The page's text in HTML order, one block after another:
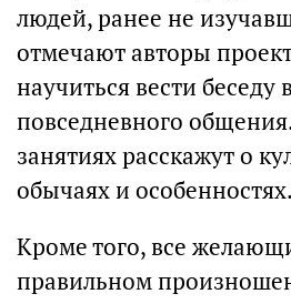
людей, ранее не
отмечают авторы
научиться вести беседу
повседневного
занятиях расскажут о
обычаях и особенностях.
Кроме того, все
правильном